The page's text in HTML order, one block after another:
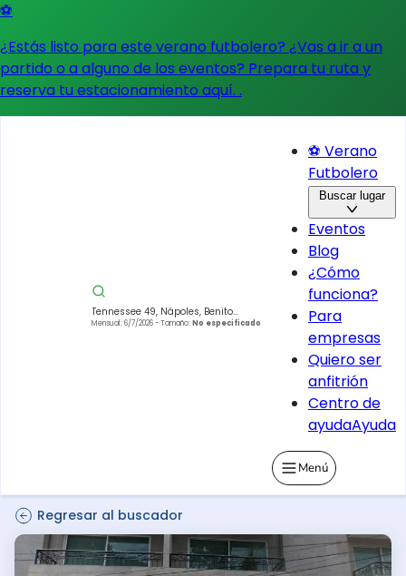
⚽
¿Estás listo para este verano futbolero? ¿Vas a ir a un
partido o a alguno de los eventos? Prepara tu ruta y
reserva tu estacionamiento aquí. .
Tennessee 49, Nápoles, Benito
Juárez, 03840 Ciudad de México,
Mensual: 6/7/2026- Tamaño: No especificado
⚽ Verano
Futbolero
Buscar lugar
Eventos
Blog
¿Cómo
funciona?
Para
empresas
Quiero ser
anfitrión
Centro de
ayudaAyuda
Menú
Regresar al buscador